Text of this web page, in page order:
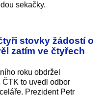
sekačky.
stovky žádostí o
zatím ve čtyřech
roku obdržel
to uvedl odbor
Prezident Petr